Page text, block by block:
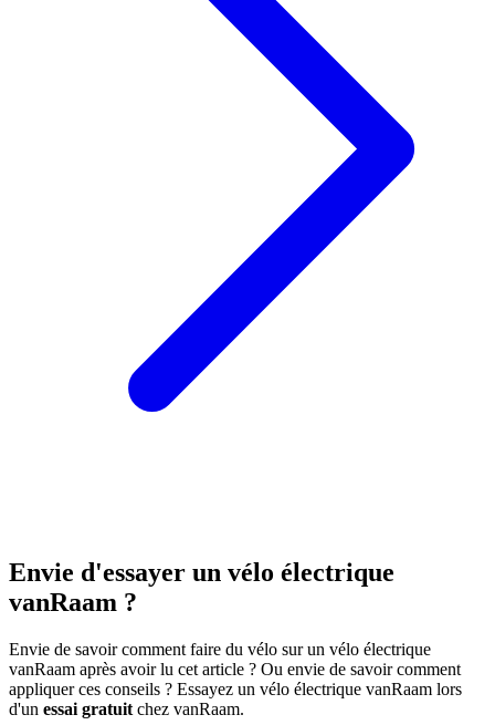
Envie d'essayer un vélo électrique
vanRaam ?
Envie de savoir comment faire du vélo sur un vélo électrique
vanRaam après avoir lu cet article ? Ou envie de savoir comment
appliquer ces conseils ? Essayez un vélo électrique vanRaam lors
d'un essai gratuit chez vanRaam.